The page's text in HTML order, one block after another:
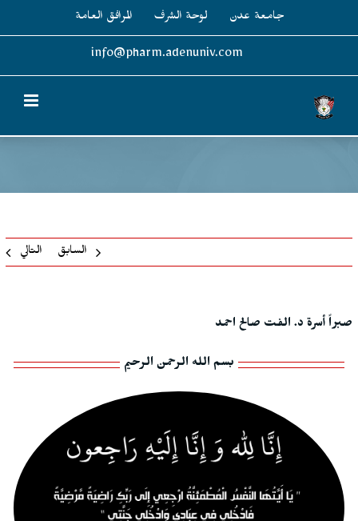
جامعة عدن لوحة الشرف المرافق العامة
info@pharm.adenuniv.com
السابق التالي
صبراً أسرة د. الفت صالح احمد
بسم الله الرحمن الرحيم